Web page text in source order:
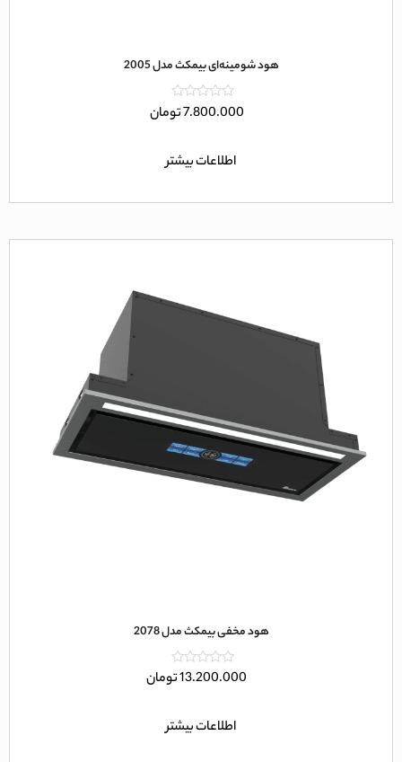
هود شومینه‌ای بیمکث مدل 2005
امتیاز
0
7.800.000تومان
اطلاعات بیشتر
هود مخفی بیمکث مدل 2078
امتیاز
13.200.000تومان
اطلاعات بیشتر